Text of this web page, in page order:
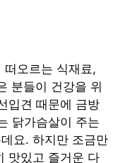
떠오르는 식재료,
분들이 건강을 위
입견 때문에 금방
닭가슴살이 주는
요. 하지만 조금만
맛있고 즐거운 다